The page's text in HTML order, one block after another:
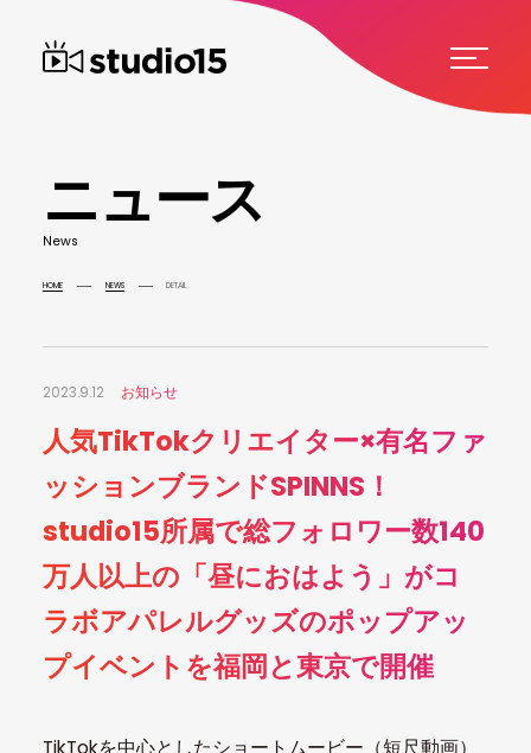
ニュース
News
HOME NEWS DETAIL
2023.9.12 お知らせ
人気TikTokクリエイター×有名ファ
ッションブランドSPINNS！
studio15所属で総フォロワー数140
万人以上の「昼におはよう」がコ
ラボアパレルグッズのポップアッ
プイベントを福岡と東京で開催
TikTokを中心としたショートムービー（短尺動画）